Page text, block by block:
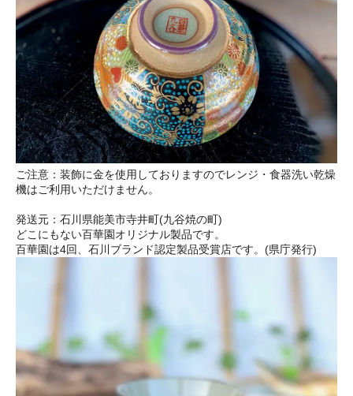
ご注意：装飾に金を使用しておりますのでレンジ・食器洗い乾燥
機はご利用いただけません。
発送元：石川県能美市寺井町(九谷焼の町)
どこにもない百華園オリジナル製品です。
百華園は4回、石川ブランド認定製品受賞店です。(県庁発行)